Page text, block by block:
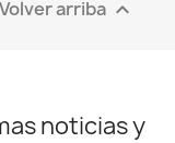
Volver arriba 
noticias y